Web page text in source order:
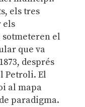
els tres
els
sotmeteren el
que va
després
Petroli. El
al mapa
paradigma.